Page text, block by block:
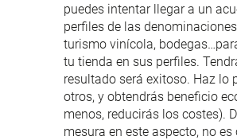
puedes intentar llegar a un
perfiles de las
turismo vinícola,
tu tienda en sus perfiles.
resultado será exitoso. Haz lo
otros, y obtendrás beneficio
menos, reducirás los costes).
mesura en este aspecto, no